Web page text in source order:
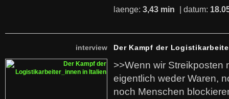
laenge: 3,43 min | datum:
interview Der Kampf der
>>Wenn wir Streikposten
eigentlich weder Waren,
noch Menschen